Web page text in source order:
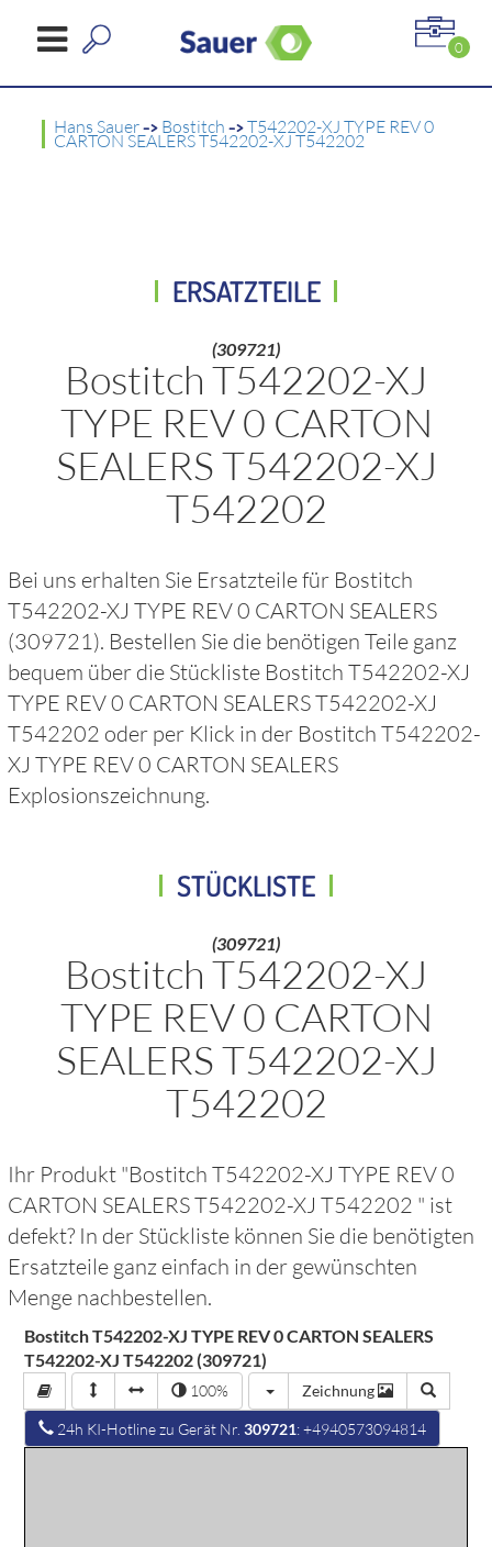
0
Hans Sauer-> Bostitch ->T542202-XJ TYPE REV 0
CARTON SEALERS T542202-XJ T542202
ERSATZTEILE
(309721)
Bostitch T542202-XJ
TYPE REV 0 CARTON
SEALERS T542202-XJ
T542202
Bei uns erhalten Sie Ersatzteile für Bostitch
T542202-XJ TYPE REV 0 CARTON SEALERS
(309721). Bestellen Sie die benötigen Teile ganz
bequem über die Stückliste Bostitch T542202-XJ
TYPE REV 0 CARTON SEALERS T542202-XJ
T542202 oder per Klick in der Bostitch T542202-
XJ TYPE REV 0 CARTON SEALERS
Explosionszeichnung.
STÜCKLISTE
(309721)
Bostitch T542202-XJ
TYPE REV 0 CARTON
SEALERS T542202-XJ
T542202
Ihr Produkt "Bostitch T542202-XJ TYPE REV 0
CARTON SEALERS T542202-XJ T542202 " ist
defekt? In der Stückliste können Sie die benötigten
Ersatzteile ganz einfach in der gewünschten
Menge nachbestellen.
Bostitch T542202-XJ TYPE REV 0 CARTON SEALERS
T542202-XJ T542202 (309721)
100% Zeichnung
24h KI-Hotline zu Gerät Nr.309721: +4940573094814